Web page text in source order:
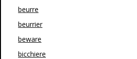
beurre
beurrier
beware
bicchiere